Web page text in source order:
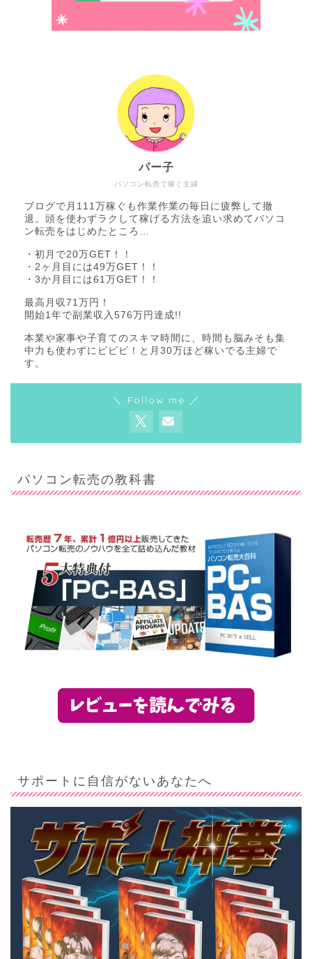
パソコン転売で稼ぐ主婦
パー子
ブログで月111万稼ぐも作業作業の毎日に疲弊して撤
退。頭を使わずラクして稼げる方法を追い求めてパソコ
ン転売をはじめたところ…
・初月で20万GET！！
・2ヶ月目には49万GET！！
・3か月目には61万GET！！
最高月収71万円！
開始1年で副業収入576万円達成!!
本業や家事や子育てのスキマ時間に、時間も脳みそも集
中力も使わずにピピピ！と月30万ほど稼いでる主婦で
す。
＼ Follow me ／
パソコン転売の教科書
サポートに自信がないあなたへ